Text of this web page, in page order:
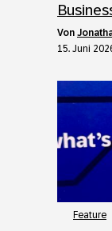
von
15. Juni
Feature